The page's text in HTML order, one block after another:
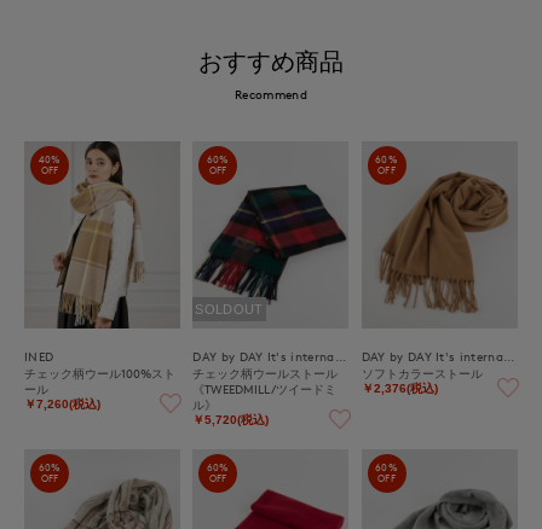
おすすめ商品
Recommend
40%
OFF
INED
チェック柄ウール100%スト
ール
￥7,260(税込)
60%
OFF
SOLDOUT
チェック柄ウールストール
《TWEEDMILL/ツイードミ
ル》
￥5,720(税込)
60%
OFF
ソフトカラーストール
￥2,376(税込)
60%
OFF
60%
OFF
60%
OFF